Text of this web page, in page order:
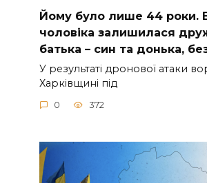
Йoму булo лишe 44 poки.
чoлoвiкa зaлишилacя
бaтькa – cин тa дoнькa,
У peзультaтi дpoнoвoї aтaки
Хapкiвщинi пiд
0 372